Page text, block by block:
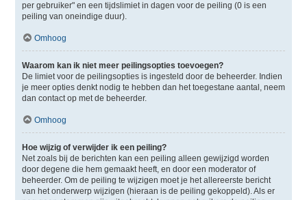
per gebruiker" en een tijdslimiet in dagen voor de peiling (0 is een
peiling van oneindige duur).
Omhoog
Waarom kan ik niet meer peilingsopties toevoegen?
De limiet voor de peilingsopties is ingesteld door de beheerder. Indien
je meer opties denkt nodig te hebben dan het toegestane aantal, neem
dan contact op met de beheerder.
Omhoog
Hoe wijzig of verwijder ik een peiling?
Net zoals bij de berichten kan een peiling alleen gewijzigd worden
door degene die hem gemaakt heeft, en door een moderator of
beheerder. Om de peiling te wijzigen moet je het allereerste bericht
van het onderwerp wijzigen (hieraan is de peiling gekoppeld). Als er